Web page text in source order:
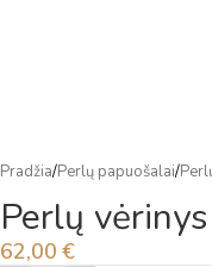
Pradžia/Perlų papuošalai/
Perlų
62,00 €